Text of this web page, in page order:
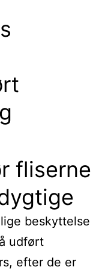
fliserne
beskyttelse
udført
efter de er